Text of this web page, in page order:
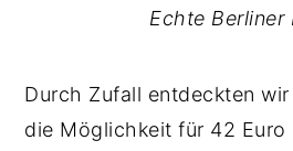
Echte Berliner
Durch Zufall entdeckten
die Möglichkeit für 42 Euro